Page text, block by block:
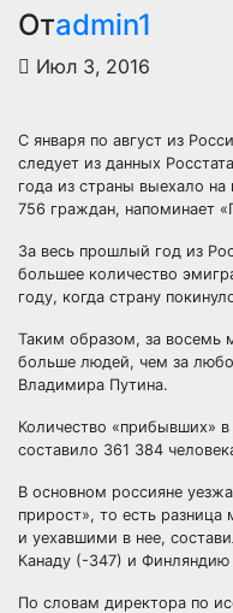
Отadmin1
Июл 3, 2016
С января по август из
следует из данных
года из страны выехало
756 граждан, напоминает
За весь прошлый год из
большее количество
году, когда страну
Таким образом, за восемь
больше людей, чем за
Владимира Путина.
Количество «прибывших»
составило 361 384
В основном россияне
прирост», то есть
и уехавшими в нее,
Канаду (-347) и
По словам директора по